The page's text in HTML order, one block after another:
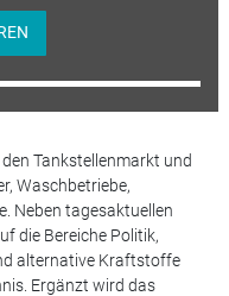
Tankstellenmarkt und
Waschbetriebe,
Neben tagesaktuellen
die Bereiche Politik,
alternative Kraftstoffe
Ergänzt wird das